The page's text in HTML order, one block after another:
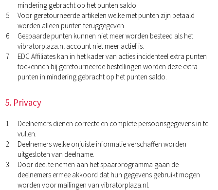
mindering gebracht op het punten saldo.
Voor geretourneerde artikelen welke met punten zijn betaald
worden alleen punten teruggegeven.
Gespaarde punten kunnen niet meer worden besteed als het
vibratorplaza.nl account niet meer actief is.
EDC Affiliates kan in het kader van acties incidenteel extra punten
toekennen bij geretourneerde bestellingen worden deze extra
punten in mindering gebracht op het punten saldo.
5. Privacy
Deelnemers dienen correcte en complete persoonsgegevens in te
vullen.
Deelnemers welke onjuiste informatie verschaffen worden
uitgesloten van deelname.
Door deel te nemen aan het spaarprogramma gaan de
deelnemers ermee akkoord dat hun gegevens gebruikt mogen
worden voor mailingen van vibratorplaza.nl.